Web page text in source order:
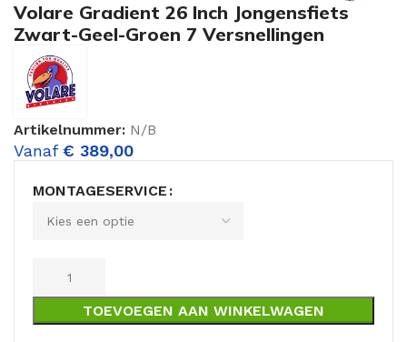
Volare Gradient 26 Inch Jongensfiets
Zwart-Geel-Groen 7 Versnellingen
Artikelnummer: N/B
Vanaf € 389,00
MONTAGESERVICE
TOEVOEGEN AAN WINKELWAGEN